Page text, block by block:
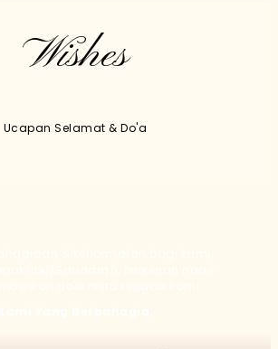
Wishes
Ucapan Selamat & Do'a